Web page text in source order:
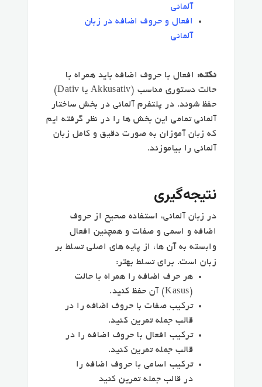
آلمانی
افعال و حروف اضافه در زبان
آلمانی
نکته: افعال با حروف اضافه باید همراه با
حالت دستوری مناسب (Akkusativ یا Dativ)
حفظ شوند. در پلتفرم آلمانی در بخش ساختار
آلمانی تمامی این بخش ها را در نظر گرفته ایم
که زبان آموزان به صورت دقیق و کامل زبان
آلمانی را بیاموزند.
نتیجه‌گیری
در زبان آلمانی، استفاده صحیح از حروف
اضافه و اسمی و صفات و همچنین افعال
وابسته به آن‌ ها، از پایه‌ های اصلی تسلط بر
زبان است. برای تسلط بهتر:
هر حرف اضافه را همراه با حالت
(Kasus) آن حفظ کنید.
ترکیب صفات با حروف اضافه را در
قالب جمله تمرین کنید.
ترکیب افعال با حروف اضافه را در
قالب جمله تمرین کنید.
ترکیب اسامی با حروف اضافه را
در قالب جمله تمرین کنید